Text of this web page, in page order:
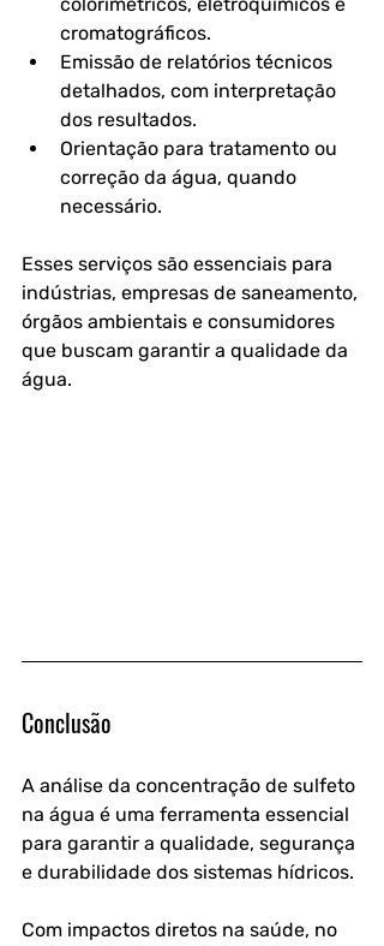
cromatográficos.
Emissão de relatórios técnicos
detalhados, com interpretação
dos resultados.
Orientação para tratamento ou
correção da água, quando
necessário.
Esses serviços são essenciais para
indústrias, empresas de saneamento,
órgãos ambientais e consumidores
que buscam garantir a qualidade da
água.
Conclusão
A análise da concentração de sulfeto
na água é uma ferramenta essencial
para garantir a qualidade, segurança
e durabilidade dos sistemas hídricos.
Com impactos diretos na saúde, no